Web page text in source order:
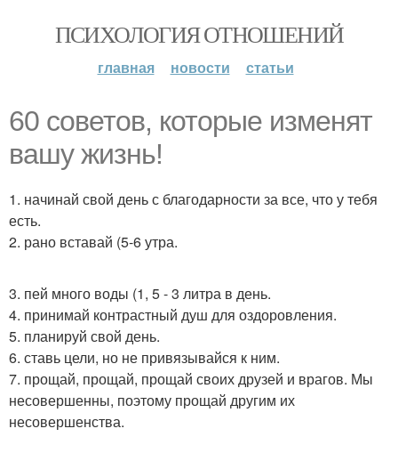
ПСИХОЛОГИЯ ОТНОШЕНИЙ
главная новости статьи
60 советов, которые изменят
вашу жизнь!
1. начинай свой день с благодарности за все, что у тебя
есть.
2. рано вставай (5-6 утра.
3. пей много воды (1, 5 - 3 литра в день.
4. принимай контрастный душ для оздоровления.
5. планируй свой день.
6. ставь цели, но не привязывайся к ним.
7. прощай, прощай, прощай своих друзей и врагов. Мы
несовершенны, поэтому прощай другим их
несовершенства.